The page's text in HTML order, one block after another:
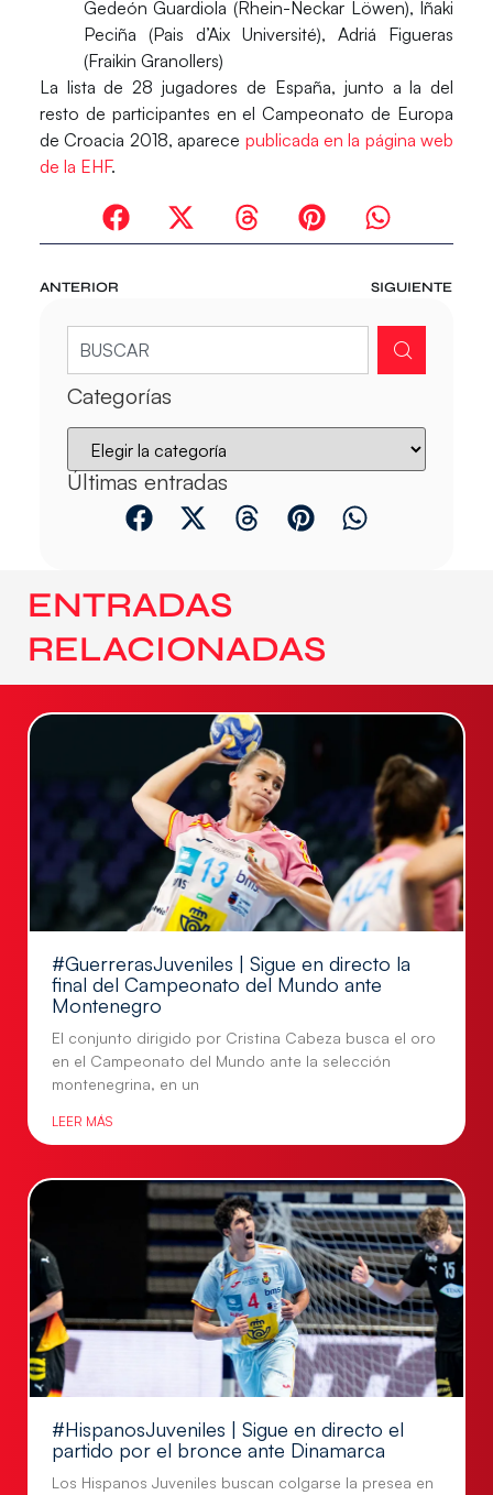
Gedeón Guardiola (Rhein-Neckar Löwen), Iñaki
Peciña (Pais d’Aix Université), Adriá Figueras
(Fraikin Granollers)
La lista de 28 jugadores de España, junto a la del
resto de participantes en el Campeonato de Europa
de Croacia 2018, aparece publicada en la página web
de la EHF.
ANTERIOR SIGUIENTE
Categorías
Últimas entradas
ENTRADAS
RELACIONADAS
#GuerrerasJuveniles | Sigue en directo la
final del Campeonato del Mundo ante
Montenegro
El conjunto dirigido por Cristina Cabeza busca el oro
en el Campeonato del Mundo ante la selección
montenegrina, en un
LEER MÁS
#HispanosJuveniles | Sigue en directo el
partido por el bronce ante Dinamarca
Los Hispanos Juveniles buscan colgarse la presea en